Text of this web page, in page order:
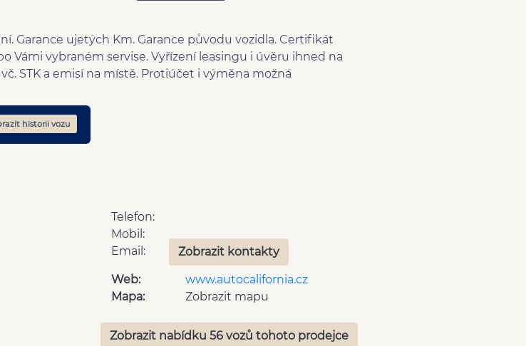
Garance ujetých Km. Garance původu vozidla. Certifikát
Vámi vybraném servise. Vyřízení leasingu i úvěru ihned na
STK a emisí na místě. Protiúčet i výměna možná
historii vozu
Telefon:
Mobil:
Email:
Zobrazit kontakty
Web:
www.autocalifornia.cz
Mapa:
Zobrazit mapu
Zobrazit nabídku 56 vozů tohoto prodejce